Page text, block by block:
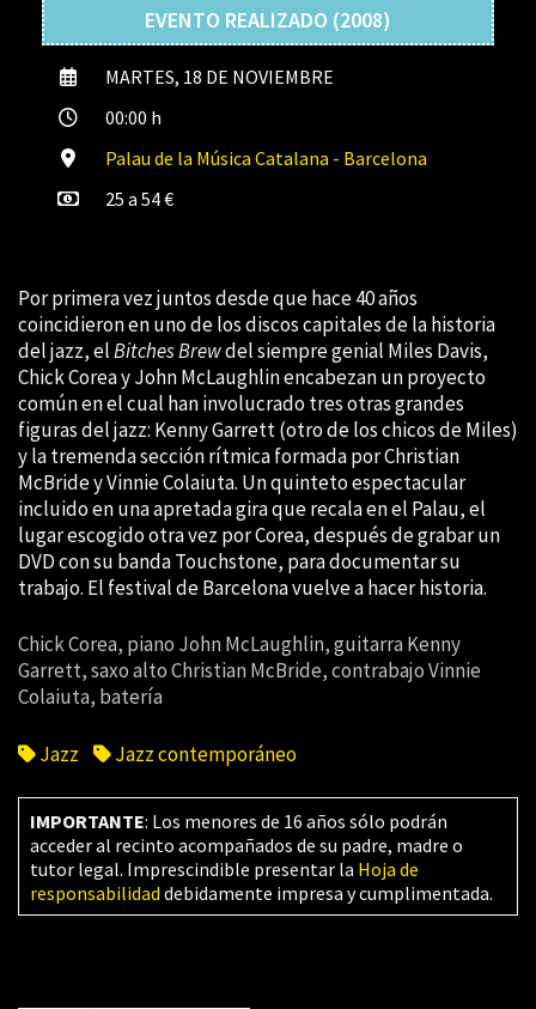
EVENTO REALIZADO (2008)
MARTES, 18 DE NOVIEMBRE
00:00 h
Palau de la Música Catalana - Barcelona
25 a 54 €
Por primera vez juntos desde que hace 40 años
coincidieron en uno de los discos capitales de la historia
del jazz, elBitches Brewdel siempre genial Miles Davis,
Chick Corea y John McLaughlin encabezan un proyecto
común en el cual han involucrado tres otras grandes
figuras del jazz: Kenny Garrett (otro de los chicos de Miles)
y la tremenda sección rítmica formada por Christian
McBride y Vinnie Colaiuta. Un quinteto espectacular
incluido en una apretada gira que recala en el Palau, el
lugar escogido otra vez por Corea, después de grabar un
DVD con su banda Touchstone, para documentar su
trabajo. El festival de Barcelona vuelve a hacer historia.
Chick Corea, piano John McLaughlin, guitarra Kenny
Garrett, saxo alto Christian McBride, contrabajo Vinnie
Colaiuta, batería
Jazz Jazz contemporáneo
IMPORTANTE: Los menores de 16 años sólo podrán
acceder al recinto acompañados de su padre, madre o
tutor legal. Imprescindible presentar la Hoja de
responsabilidad debidamente impresa y cumplimentada.